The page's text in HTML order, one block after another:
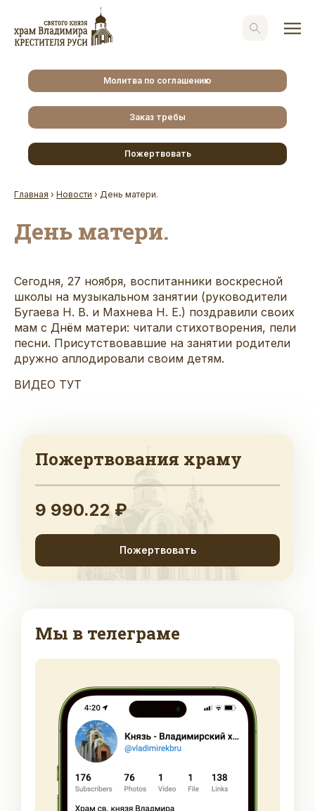
Молитва по соглашению
Заказ требы
Пожертвовать
Главная › Новости › День матери.
День матери.
Сегодня, 27 ноября, воспитанники воскресной
школы на музыкальном занятии (руководители
Бугаева Н. В. и Махнева Н. Е.) поздравили своих
мам с Днём матери: читали стихотворения, пели
песни. Присутствовавшие на занятии родители
дружно аплодировали своим детям.
ВИДЕО ТУТ
Пожертвования храму
9 990.22 ₽
Пожертвовать
Мы в телеграме